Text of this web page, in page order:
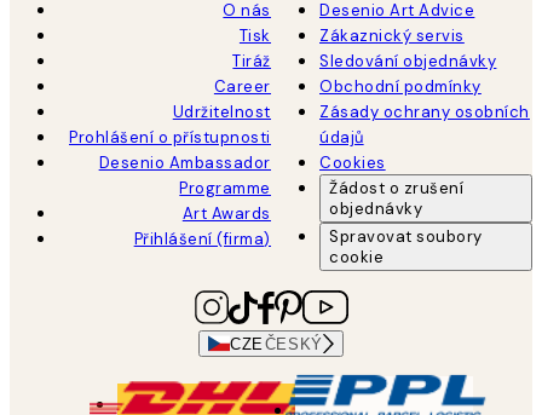
O nás
Tisk
Tiráž
Career
Udržitelnost
Prohlášení o přístupnosti
Desenio Ambassador
Programme
Art Awards
Přihlášení (firma)
Desenio Art Advice
Zákaznický servis
Sledování objednávky
Obchodní podmínky
Zásady ochrany osobních
údajů
Cookies
Žádost o zrušení
objednávky
Spravovat soubory
cookie
CZE ČESKÝ